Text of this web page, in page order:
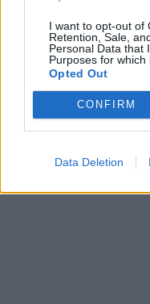
I want to opt-out of
Retention, Sale,
Personal Data that
Purposes for which
Opted Out
CONFIRM
Data Deletion